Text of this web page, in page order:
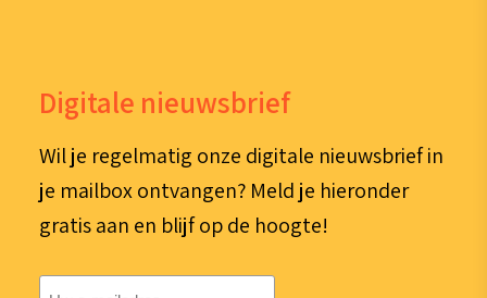
Digitale nieuwsbrief
Wil je regelmatig onze digitale nieuwsbrief in
je mailbox ontvangen? Meld je hieronder
gratis aan en blijf op de hoogte!